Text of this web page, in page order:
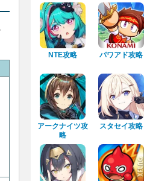
NTE攻略 パワアド攻略
アークナイツ攻
略
スタセイ攻略